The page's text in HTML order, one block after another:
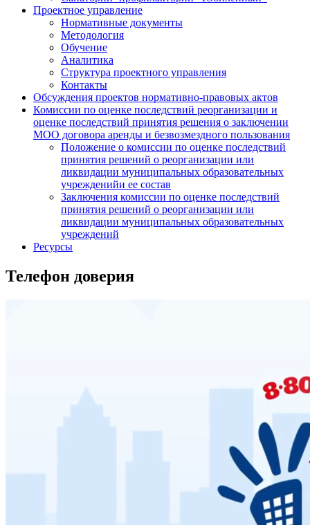
Проектное управление
Нормативные документы
Методология
Обучение
Аналитика
Структура проектного управления
Контакты
Обсуждения проектов нормативно-правовых актов
Комиссии по оценке последствий реорганизации и
оценке последствий принятия решения о заключении
МОО договора аренды и безвозмездного пользования
Положение о комиссии по оценке последствий
принятия решений о реорганизации или
ликвидации муниципальных образовательных
учрежденийи ее состав
Заключения комиссии по оценке последствий
принятия решений о реорганизации или
ликвидации муниципальных образовательных
учреждений
Ресурсы
Телефон доверия